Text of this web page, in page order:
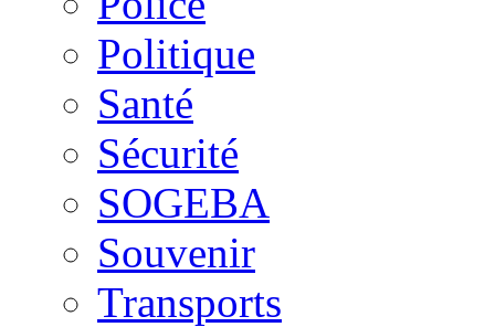
Politique
Santé
Sécurité
SOGEBA
Souvenir
Transports